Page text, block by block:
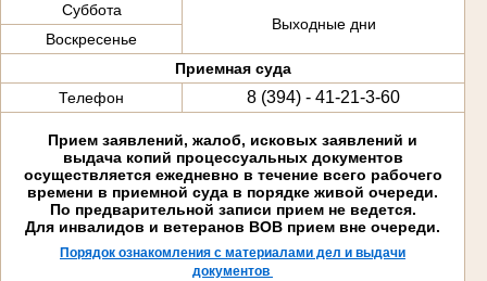
Суббота
Выходные дни
Воскресенье
Приемная суда
Телефон
8 (394) - 41-21-3-60
Прием заявлений, жалоб, исковых заявлений и
выдача копий процессуальных документов
осуществляется ежедневно в течение всего рабочего
времени в приемной суда в порядке живой очереди.
По предварительной записи прием не ведется.
Для инвалидов и ветеранов ВОВ прием вне очереди.
Порядок ознакомления с материалами дел и выдачи
документов